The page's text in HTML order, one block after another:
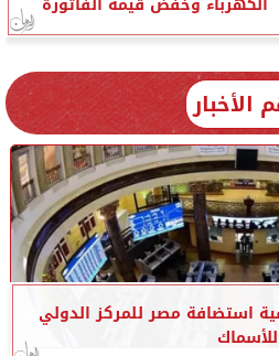
الأخبار
استضافة مصر للمركز الدولي
للأسماك